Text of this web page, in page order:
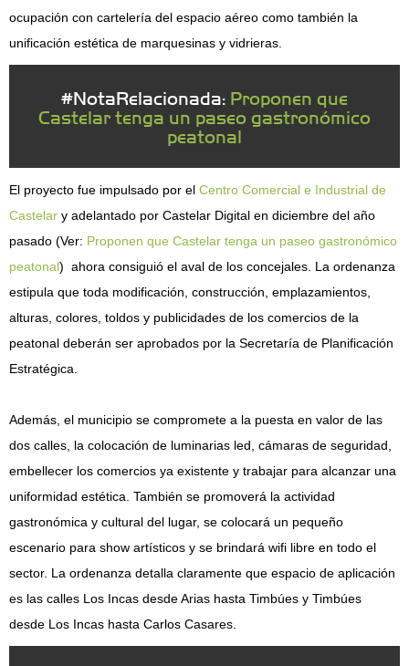
ocupación con cartelería del espacio aéreo como también la
unificación estética de marquesinas y vidrieras.
#NotaRelacionada: Proponen que
Castelar tenga un paseo gastronómico
peatonal
El proyecto fue impulsado por el Centro Comercial e Industrial de
Castelar y adelantado por Castelar Digital en diciembre del año
pasado (Ver: Proponen que Castelar tenga un paseo gastronómico
peatonal) ahora consiguió el aval de los concejales. La ordenanza
estipula que toda modificación, construcción, emplazamientos,
alturas, colores, toldos y publicidades de los comercios de la
peatonal deberán ser aprobados por la Secretaría de Planificación
Estratégica.
Además, el municipio se compromete a la puesta en valor de las
dos calles, la colocación de luminarias led, cámaras de seguridad,
embellecer los comercios ya existente y trabajar para alcanzar una
uniformidad estética. También se promoverá la actividad
gastronómica y cultural del lugar, se colocará un pequeño
escenario para show artísticos y se brindará wifi libre en todo el
sector. La ordenanza detalla claramente que espacio de aplicación
es las calles Los Incas desde Arias hasta Timbúes y Timbúes
desde Los Incas hasta Carlos Casares.